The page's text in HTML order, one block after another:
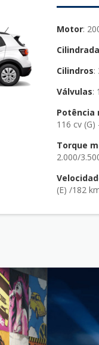
Motor :
Cilindrada
Cilindros
Válvulas
Potência
116 cv (G)
Torque
2.000/
(E) /182